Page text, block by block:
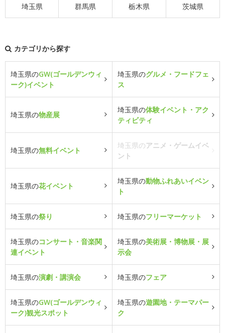
埼玉県 群馬県 栃木県 茨城県
カテゴリから探す
埼玉県のGW(ゴールデンウィ
ーク)イベント
埼玉県のグルメ・フードフェ
ス
埼玉県の物産展
埼玉県の体験イベント・アク
ティビティ
埼玉県の無料イベント
埼玉県のアニメ・ゲームイベ
ント
埼玉県の花イベント
埼玉県の動物ふれあいイベン
ト
埼玉県の祭り 埼玉県のフリーマーケット
埼玉県のコンサート・音楽関
連イベント
埼玉県の美術展・博物展・展
示会
埼玉県の演劇・講演会 埼玉県のフェア
埼玉県のGW(ゴールデンウィ
ーク)観光スポット
埼玉県の遊園地・テーマパー
ク